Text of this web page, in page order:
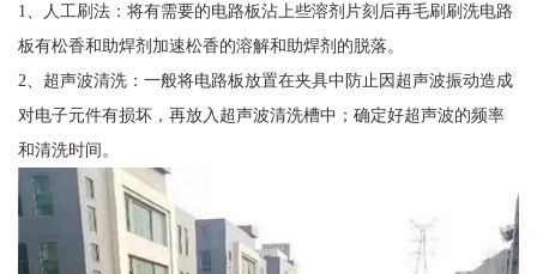
1、人工刷法：将有需要的电路板沾上些溶剂片刻后再毛刷刷洗电路
板有松香和助焊剂加速松香的溶解和助焊剂的脱落。
2、超声波清洗：一般将电路板放置在夹具中防止因超声波振动造成
对电子元件有损坏，再放入超声波清洗槽中；确定好超声波的频率
和清洗时间。